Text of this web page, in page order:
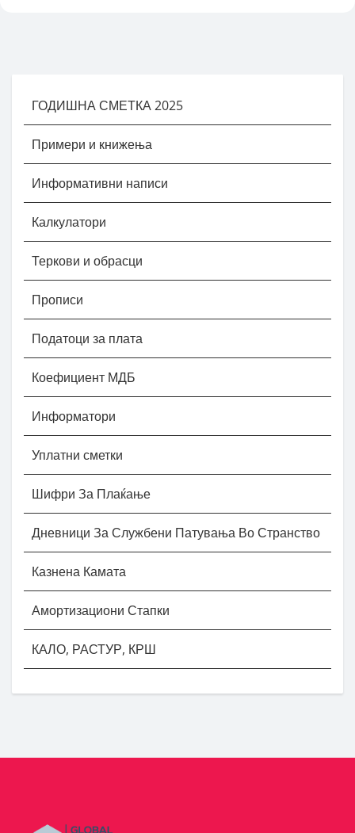
ГОДИШНА СМЕТКА 2025
Примери и книжења
Информативни написи
Калкулатори
Теркови и обрасци
Прописи
Податоци за плата
Коефициент МДБ
Информатори
Уплатни сметки
Шифри За Плаќање
Дневници За Службени Патувања Во Странство
Казнена Камата
Амортизациони Стапки
КАЛО, РАСТУР, КРШ